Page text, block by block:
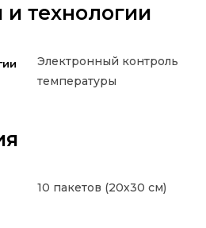
технологии
Электронный контроль
температуры
10 пакетов (20х30 см)